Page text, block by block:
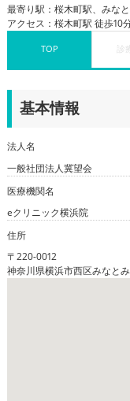
最寄り駅：桜木町駅、みな
アクセス：桜木町駅 徒歩10
TOP 診
基本情報
法人名
一般社団法人冀望会
医療機関名
eクリニック横浜院
住所
〒220-0012
神奈川県横浜市西区みなと